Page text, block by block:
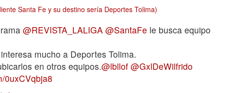
Santa Fe y su destino sería Deportes Tolima)
@REVISTA_LALIGA @SantaFe le busca equipo
mucho a Deportes Tolima.
en otros equipos.@lbllof @GxlDeWilfrido
0uxCVqbja8